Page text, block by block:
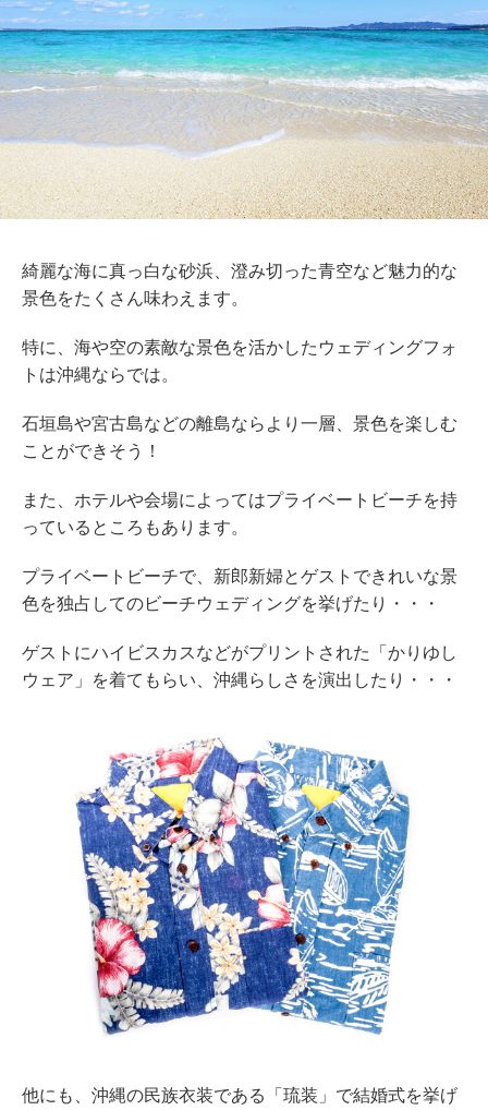
綺麗な海に真っ白な砂浜、澄み切った青空など魅力的な
景色をたくさん味わえます。
特に、海や空の素敵な景色を活かしたウェディングフォ
トは沖縄ならでは。
石垣島や宮古島などの離島ならより一層、景色を楽しむ
ことができそう！
また、ホテルや会場によってはプライベートビーチを持
っているところもあります。
プライベートビーチで、新郎新婦とゲストできれいな景
色を独占してのビーチウェディングを挙げたり・・・
ゲストにハイビスカスなどがプリントされた「かりゆし
ウェア」を着てもらい、沖縄らしさを演出したり・・・
他にも、沖縄の民族衣装である「琉装」で結婚式を挙げ